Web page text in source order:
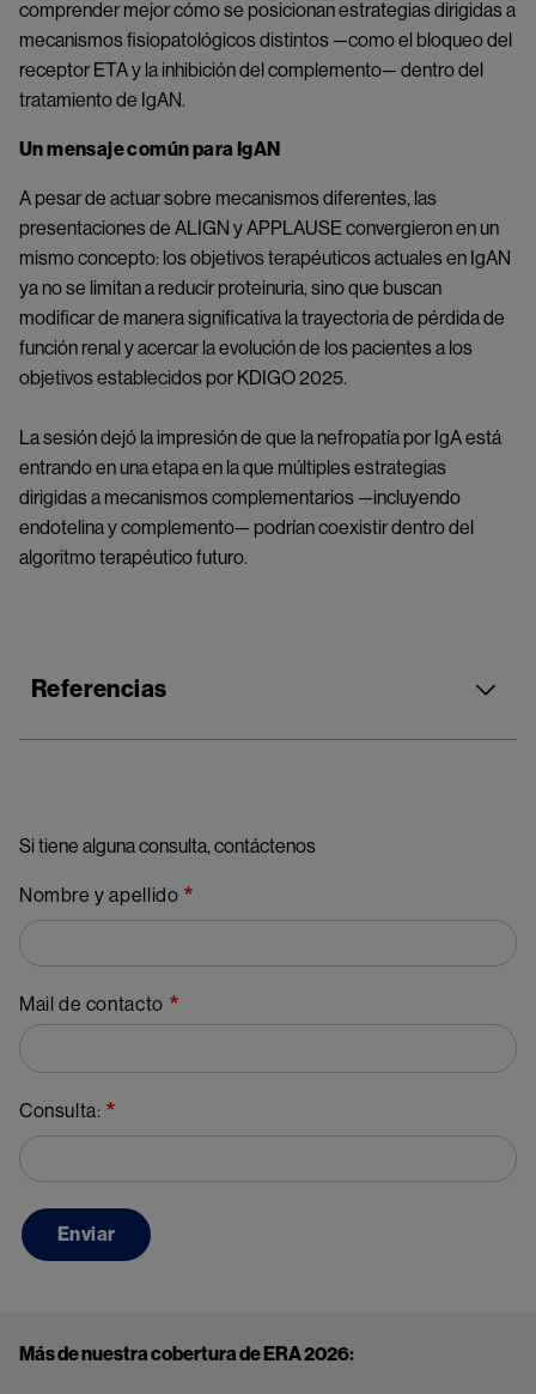
comprender mejor cómo se posicionan estrategias dirigidas a
mecanismos fisiopatológicos distintos —como el bloqueo del
receptor ETA y la inhibición del complemento— dentro del
tratamiento de IgAN.
Un mensaje común para IgAN
A pesar de actuar sobre mecanismos diferentes, las
presentaciones de ALIGN y APPLAUSE convergieron en un
mismo concepto: los objetivos terapéuticos actuales en IgAN
ya no se limitan a reducir proteinuria, sino que buscan
modificar de manera significativa la trayectoria de pérdida de
función renal y acercar la evolución de los pacientes a los
objetivos establecidos por KDIGO 2025.
La sesión dejó la impresión de que la nefropatía por IgA está
entrando en una etapa en la que múltiples estrategias
dirigidas a mecanismos complementarios —incluyendo
endotelina y complemento— podrían coexistir dentro del
algoritmo terapéutico futuro.
Referencias
Si tiene alguna consulta, contáctenos
Nombre y apellido
Mail de contacto
Consulta:
Más de nuestra cobertura de ERA 2026: